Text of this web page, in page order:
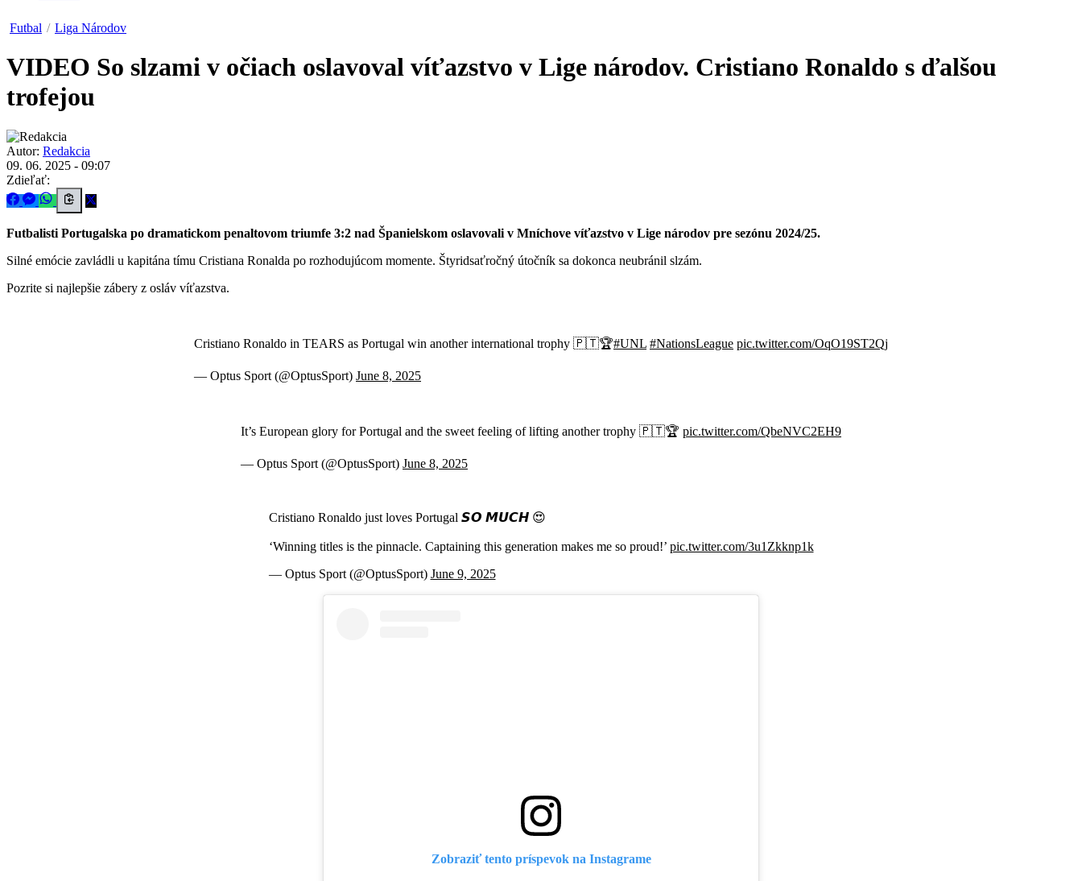
Futbal / Liga Národov
VIDEO So slzami v očiach oslavoval víťazstvo v Lige národov. Cristiano Ronaldo s ďalšou
trofejou
Autor: Redakcia
09. 06. 2025 - 09:07
Zdieľať:
Futbalisti Portugalska po dramatickom penaltovom triumfe 3:2 nad Španielskom oslavovali v Mníchove víťazstvo v Lige národov pre sezónu 2024/25.
Silné emócie zavládli u kapitána tímu Cristiana Ronalda po rozhodujúcom momente. Štyridsaťročný útočník sa dokonca neubránil slzám.
Pozrite si najlepšie zábery z osláv víťazstva.
Cristiano Ronaldo in TEARS as Portugal win another international trophy 🇵🇹🏆#UNL #NationsLeague pic.twitter.com/OqO19ST2Qj
— Optus Sport (@OptusSport) June 8, 2025
It’s European glory for Portugal and the sweet feeling of lifting another trophy 🇵🇹🏆 pic.twitter.com/QbeNVC2EH9
— Optus Sport (@OptusSport) June 8, 2025
Cristiano Ronaldo just loves Portugal 𝙎𝙊 𝙈𝙐𝘾𝙃 😍
‘Winning titles is the pinnacle. Captaining this generation makes me so proud!’ pic.twitter.com/3u1Zkknp1k
— Optus Sport (@OptusSport) June 9, 2025
Zobraziť tento príspevok na Instagrame